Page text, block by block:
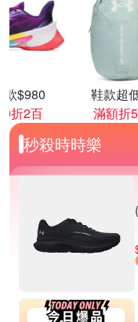
款$980
折2百
鞋款超
滿額折
秒殺時時樂